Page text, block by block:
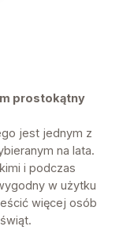
prostokątny
jest jednym z
na lata.
i podczas
w użytku
więcej osób